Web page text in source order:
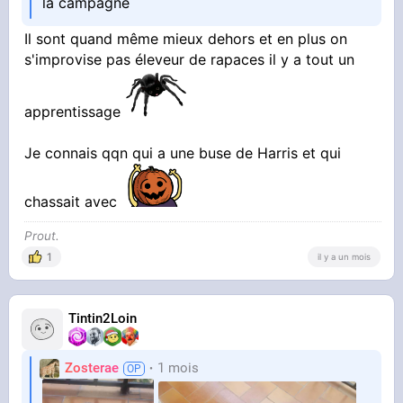
Il sont quand même mieux dehors et en plus on
s'improvise pas éleveur de rapaces il y a tout un
apprentissage
Je connais qqn qui a une buse de Harris et qui
chassait avec
Prout.
1 il y a un mois
Tintin2Loin
Zosterae 1 mois